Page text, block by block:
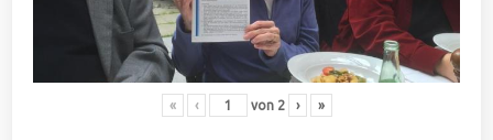
« ‹ von 2 › »